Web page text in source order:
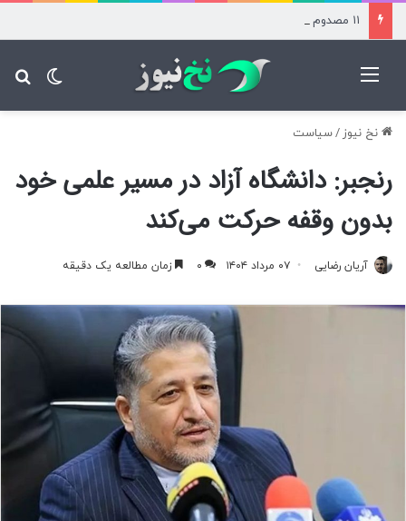
۱۱ مصدوم بر اثر سقوط آسانسور در حوالی میدان آرژانتین
نخ نیوز /سیاست
رنجبر: دانشگاه آزاد در مسیر علمی خود
بدون وقفه حرکت می‌کند
آریان رضایی ۰۷ مرداد ۱۴۰۴ ۰ زمان مطالعه یک دقیقه